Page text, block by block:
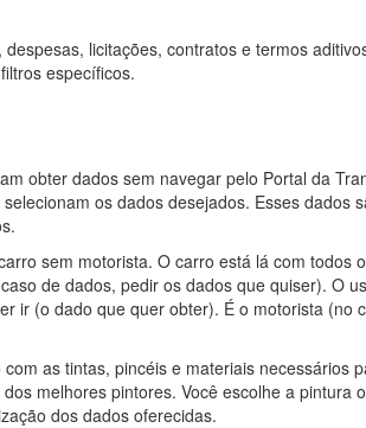
licitações, contratos e termos
específicos.
obter dados sem navegar pelo Portal da
os dados desejados. Esses
sem motorista. O carro está lá com
de dados, pedir os dados que quiser). O
ir (o dado que quer obter). É o motorista
as tintas, pincéis e materiais
melhores pintores. Você escolhe a
dos dados oferecidas.